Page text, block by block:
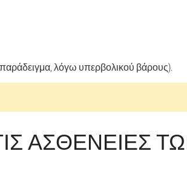
λόγω υπερβολικού βάρους).
ΑΣΘΈΝΕΙΕΣ